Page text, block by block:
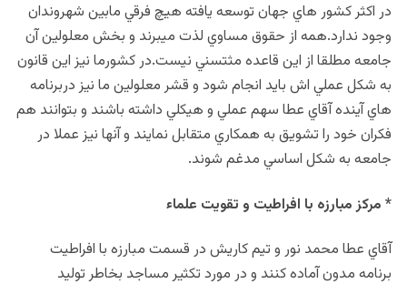
در اكثر كشور هاي جهان توسعه يافته هيچ فرقي مابين شهروندان
وجود ندارد.همه از حقوق مساوي لذت ميبرند و بخش معلولين آن
جامعه مطلقا از اين قاعده مثتسني نيست.در كشورما نيز اين قانون
به شكل عملي اش بايد انجام شود و قشر معلولين ما نيز دربرنامه
هاي آينده آقاي عطا سهم عملي و هيكلي داشته باشند و بتوانند هم
فكران خود را تشويق به همكاري متقابل نمايند و آنها نيز عملا در
جامعه به شكل اساسي مدغم شوند.
* مركز مبارزه با افراطيت و تقويت علماء
آقاي عطا محمد نور و تيم كاريش در قسمت مبارزه با افراطيت
برنامه مدون آماده كنند و در مورد تكثير مساجد بخاطر توليد